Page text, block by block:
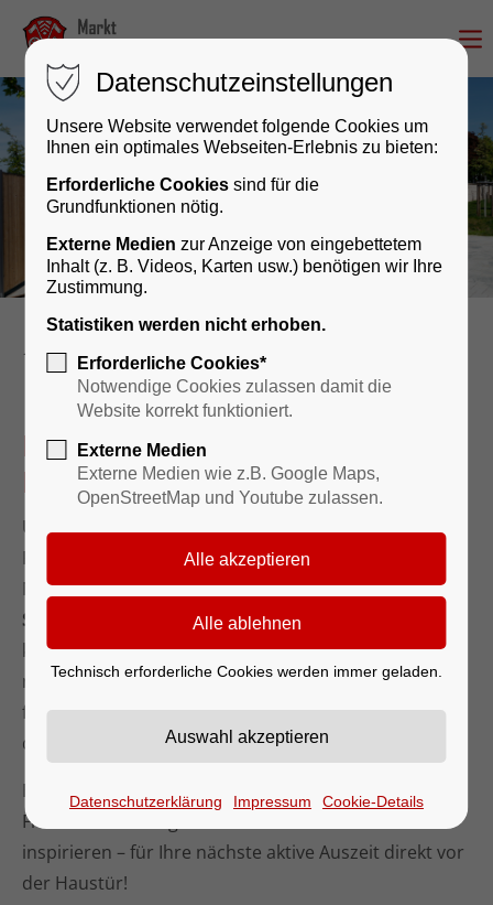
Freizeit Freizeiteinrichtungen
Freizeit aktiv erleben – Unsere
Highlights für Groß und Klein
Unsere Gemeinde bietet abwechslungsreiche
Freizeitmöglichkeiten für Bewegung, Abenteuer und
Naturerlebnis. Ob actionreich imDirtparkoder
Skatepark
, sportlich auf derMountainbike-Strecke
kulturell interessiert auf demKulturwegoder
naturverbunden auf demWalderlebnispfad– hier ist
für jede Altersgruppe und jedes Interesse etwas
dabei.
Entdecken Sie auf dieser Seite die vielfältigen
Freizeiteinrichtungen vor Ort und lassen Sie sich
inspirieren – für Ihre nächste aktive Auszeit direkt vor
der Haustür!
Datenschutzeinstellungen
Unsere Website verwendet folgende Cookies um
Ihnen ein optimales Webseiten-Erlebnis zu bieten:
Erforderliche Cookies sind für die
Grundfunktionen nötig.
Externe Medien zur Anzeige von eingebettetem
Inhalt (z. B. Videos, Karten usw.) benötigen wir Ihre
Zustimmung.
Statistiken werden nicht erhoben.
Erforderliche Cookies*
Notwendige Cookies zulassen damit die
Website korrekt funktioniert.
Externe Medien
Externe Medien wie z.B. Google Maps,
OpenStreetMap und Youtube zulassen.
Technisch erforderliche Cookies werden immer geladen.
Datenschutzerklärung Impressum Cookie-Details